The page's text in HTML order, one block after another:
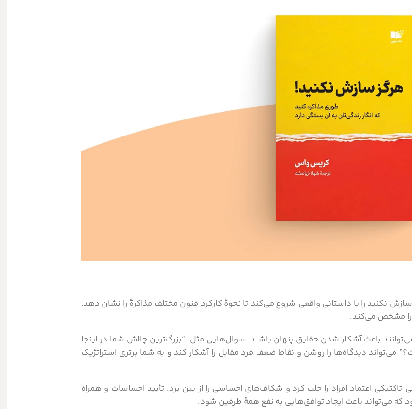
نکنید را با داستانی واقعی شروع می‌کند تا نحوۀ کارکرد فنون مختلف مذاکرۀ را نشان دهد.
را مشخص می‌کند.
باعث آشکار شدن حقایق پنهان باشند. سوال‌هایی مثل “بزرگ‌ترین چالش شما در اینجا
دیدگاه‌ها را روشن و نقاط ضعف فرد مقابل را آشکار کند و به شما برتری استراتژیک
اعتماد افراد را جلب کرد و شکاف‌های احساسی را از بین برد. تأیید احساسات و همراه
که می‌تواند باعث ایجاد توافق‌هایی به نفع همۀ طرفین شود.